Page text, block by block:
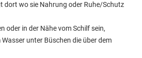
dort wo sie Nahrung oder Ruhe/Schutz
oder in der Nähe vom Schilf sein,
unter Büschen die über dem